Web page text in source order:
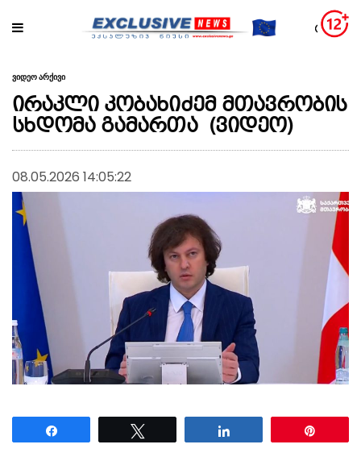
ვიდეო არქივი
ირაკლი კობახიძემ მთავრობის
სხდომა გამართა (ვიდეო)
08.05.2026 14:05:22